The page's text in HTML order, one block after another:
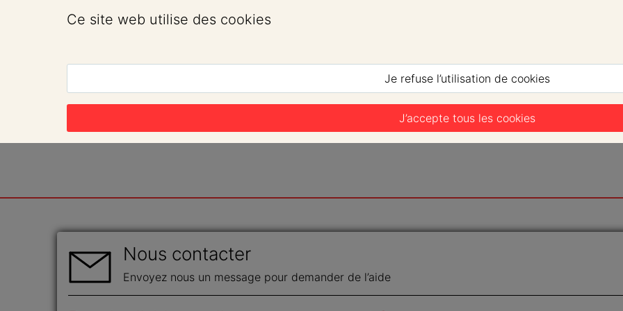
Ce site web utilise des cookies
Je refuse l’utilisation de cookies
J’accepte tous les cookies
Nous contacter
Envoyez nous un message pour demander de l’aide